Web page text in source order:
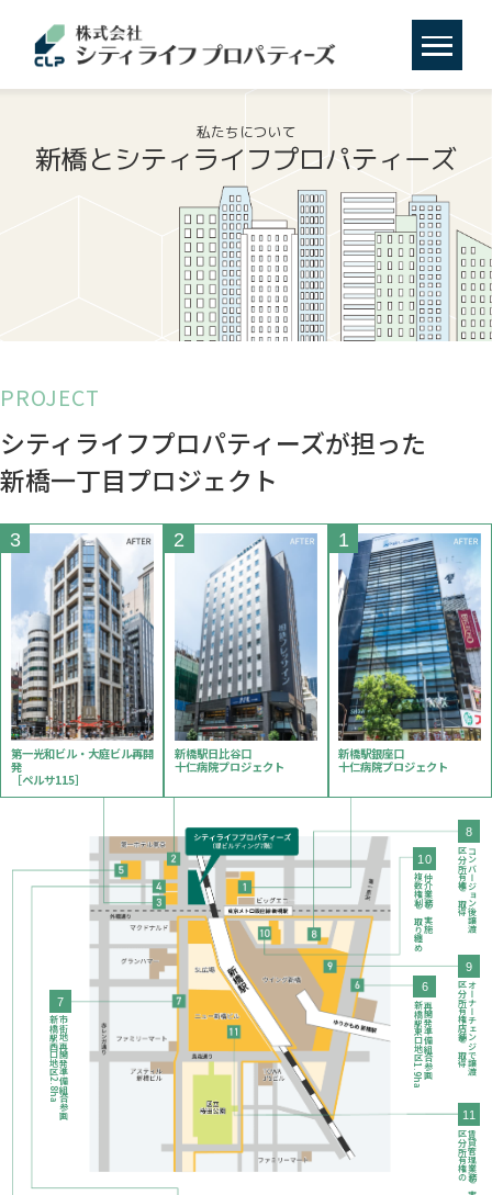
私たちについて
新橋とシティライフプロパティーズ
PROJECT
シティライフプロパティーズが担った
新橋一丁目プロジェクト
3
第一光和ビル・大庭ビル再開
発
［ペルサ115］
2
新橋駅日比谷口
十仁病院プロジェクト
1
新橋駅銀座口
十仁病院プロジェクト
6
新橋駅東口地区1.9ha再開発準備組合参画
7
新橋駅西口地区2.8ha市街地再開発準備組合参画
8
区分所有権を取得コンバージョン後譲渡
9
区分所有権店舗を取得オーナーチェンジで譲渡
10
複数権利を取り纏め仲介業務を実施
11
区分所有権の賃貸管理業務を実施